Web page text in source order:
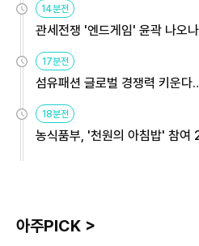
14분전
관세전쟁 '엔드게임' 윤곽 나오
17분전
섬유패션 글로벌 경쟁력 키운
18분전
농식품부, '천원의 아침밥' 참여
아주PICK >